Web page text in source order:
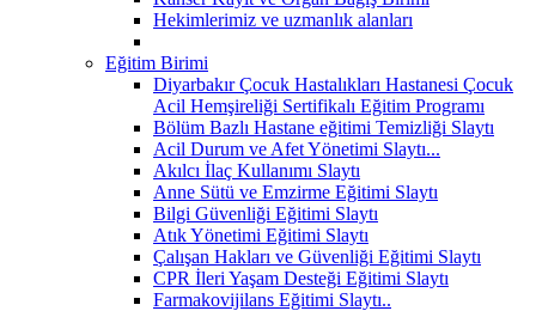
Hekimlerimiz ve uzmanlık alanları
Eğitim Birimi
Diyarbakır Çocuk Hastalıkları Hastanesi Çocuk
Acil Hemşireliği Sertifikalı Eğitim Programı
Bölüm Bazlı Hastane eğitimi Temizliği Slaytı
Acil Durum ve Afet Yönetimi Slaytı...
Akılcı İlaç Kullanımı Slaytı
Anne Sütü ve Emzirme Eğitimi Slaytı
Bilgi Güvenliği Eğitimi Slaytı
Atık Yönetimi Eğitimi Slaytı
Çalışan Hakları ve Güvenliği Eğitimi Slaytı
CPR İleri Yaşam Desteği Eğitimi Slaytı
Farmakovijilans Eğitimi Slaytı..